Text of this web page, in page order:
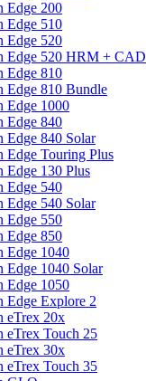
Edge 200
Edge 510
Edge 520
Edge 520 HRM + CAD
Edge 810
Edge 810 Bundle
Edge 1000
Edge 840
Edge 840 Solar
Edge Touring Plus
Edge 130 Plus
Edge 540
Edge 540 Solar
Edge 550
Edge 850
Edge 1040
Edge 1040 Solar
Edge 1050
Edge Explore 2
eTrex 20x
eTrex Touch 25
eTrex 30x
eTrex Touch 35